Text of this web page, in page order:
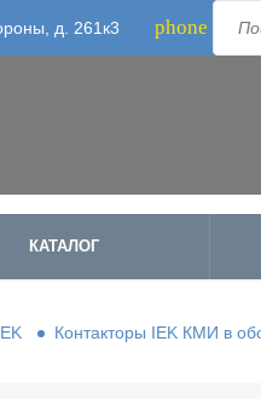
д. 261к3 phone
КАТАЛОГ
Контакторы IEK КМИ в